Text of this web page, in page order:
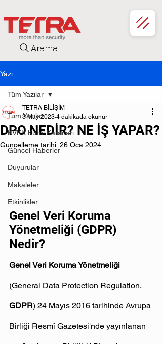
Arama
Yazı
Tüm Yazılar
KVKK Kurul Kararları
Güncel Haberler
Duyurular
Makaleler
Etkinlikler
Tüm Yazılar
DPO NEDİR? NE İŞ YAPAR?
TETRA BİLİŞİM
3 May 2023 4 dakikada okunur
Güncelleme tarihi: 26 Oca 2024
Genel Veri Koruma
Yönetmeliği (GDPR)
Nedir?
Genel Veri Koruma Yönetmeliği
(General Data Protection Regulation,
GDPR) 24 Mayıs 2016 tarihinde Avrupa
Birliği Resmî Gazetesi'nde yayınlanan